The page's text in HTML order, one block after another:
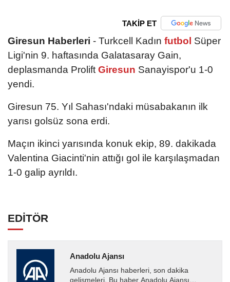
TAKİP ET
Giresun Haberleri - Turkcell Kadın futbol Süper
Ligi'nin 9. haftasında Galatasaray Gain,
deplasmanda ProliftGiresun Sanayispor'u 1-0
yendi.
Giresun 75. Yıl Sahası'ndaki müsabakanın ilk
yarısı golsüz sona erdi.
Maçın ikinci yarısında konuk ekip, 89. dakikada
Valentina Giacinti'nin attığı gol ile karşılaşmadan
1-0 galip ayrıldı.
EDİTÖR
Anadolu Ajansı
Anadolu Ajansı haberleri, son dakika
gelişmeleri. Bu haber Anadolu Ajansı